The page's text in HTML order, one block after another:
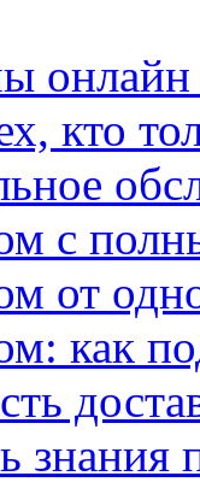
онлайн
кто
с
от
как
знания